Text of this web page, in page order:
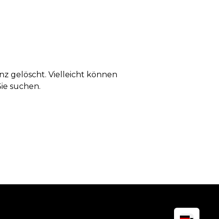
gelöscht. Vielleicht können
suchen.